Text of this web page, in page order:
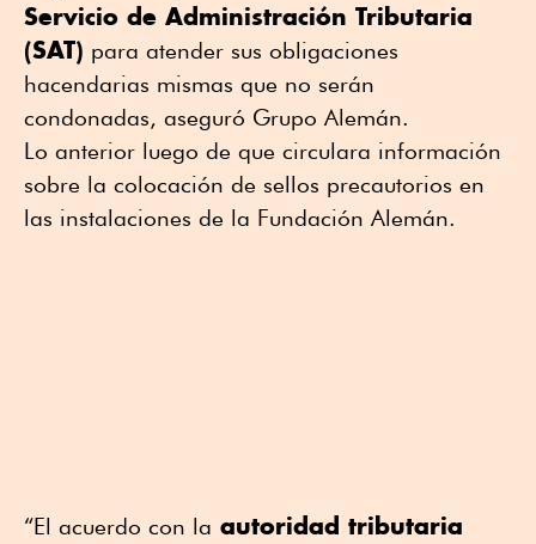
Servicio de Administración Tributaria
(SAT) para atender sus obligaciones
hacendarias mismas que no serán
condonadas, aseguró Grupo Alemán.
Lo anterior luego de que circulara información
sobre la colocación de sellos precautorios en
las instalaciones de la Fundación Alemán.
“El acuerdo con la autoridad tributaria